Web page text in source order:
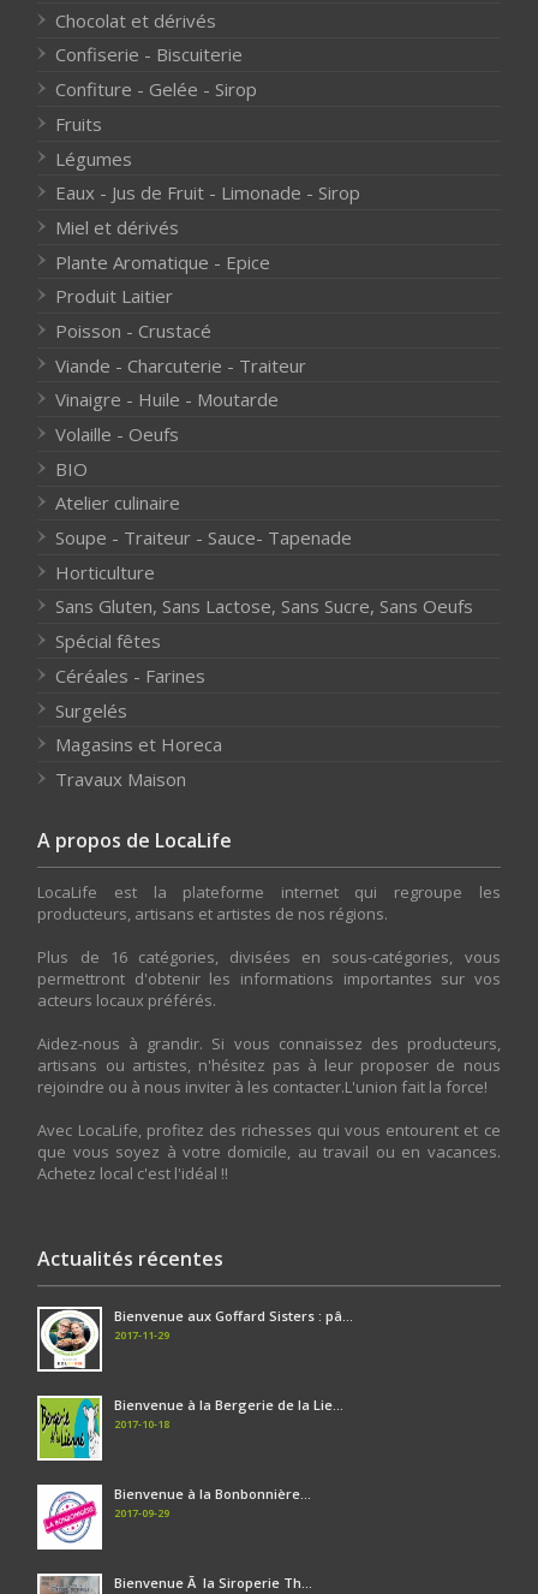
Chocolat et dérivés
Confiserie - Biscuiterie
Confiture - Gelée - Sirop
Fruits
Légumes
Eaux - Jus de Fruit - Limonade - Sirop
Miel et dérivés
Plante Aromatique - Epice
Produit Laitier
Poisson - Crustacé
Viande - Charcuterie - Traiteur
Vinaigre - Huile - Moutarde
Volaille - Oeufs
BIO
Atelier culinaire
Soupe - Traiteur - Sauce- Tapenade
Horticulture
Sans Gluten, Sans Lactose, Sans Sucre, Sans Oeufs
Spécial fêtes
Céréales - Farines
Surgelés
Magasins et Horeca
Travaux Maison
A propos de LocaLife
LocaLife est la plateforme internet qui regroupe les
producteurs, artisans et artistes de nos régions.
Plus de 16 catégories, divisées en sous-catégories, vous
permettront d'obtenir les informations importantes sur vos
acteurs locaux préférés.
Aidez-nous à grandir. Si vous connaissez des producteurs,
artisans ou artistes, n'hésitez pas à leur proposer de nous
rejoindre ou à nous inviter à les contacter.L'union fait la force!
Avec LocaLife, profitez des richesses qui vous entourent et ce
que vous soyez à votre domicile, au travail ou en vacances.
Achetez local c'est l'idéal !!
Actualités récentes
Bienvenue aux Goffard Sisters : pâ...
2017-11-29
Bienvenue à la Bergerie de la Lie...
2017-10-18
Bienvenue à la Bonbonnière...
2017-09-29
Bienvenue Ã la Siroperie Th...